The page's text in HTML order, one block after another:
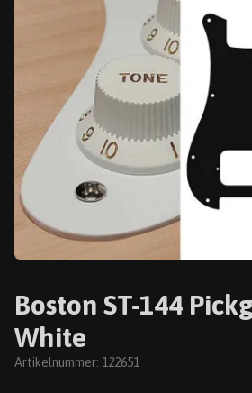
Boston ST-144
White
Artikelnummer: 122651